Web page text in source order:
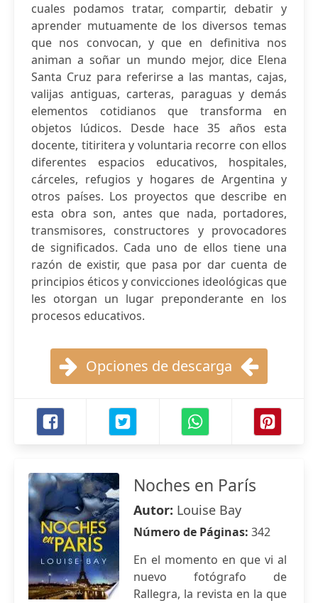
cuales podamos tratar, compartir, debatir y
aprender mutuamente de los diversos temas
que nos convocan, y que en definitiva nos
animan a soñar un mundo mejor, dice Elena
Santa Cruz para referirse a las mantas, cajas,
valijas antiguas, carteras, paraguas y demás
elementos cotidianos que transforma en
objetos lúdicos. Desde hace 35 años esta
docente, titiritera y voluntaria recorre con ellos
diferentes espacios educativos, hospitales,
cárceles, refugios y hogares de Argentina y
otros países. Los proyectos que describe en
esta obra son, antes que nada, portadores,
transmisores, constructores y provocadores
de significados. Cada uno de ellos tiene una
razón de existir, que pasa por dar cuenta de
principios éticos y convicciones ideológicas que
les otorgan un lugar preponderante en los
procesos educativos.
Opciones de descarga
Noches en París
Autor: Louise Bay
Número de Páginas: 342
En el momento en que vi al
nuevo fotógrafo de
Rallegra, la revista en la que